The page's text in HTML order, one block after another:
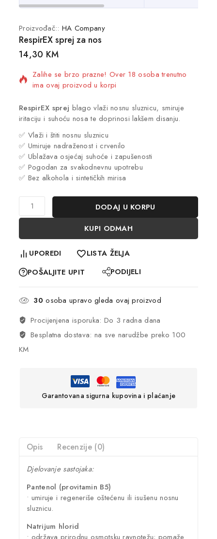
Proizvođač:: HA Company
RespirEX sprej za nos
14,30 KM
14 proizvoda prodano u zadnjih 11 sat
ima ovaj proizvod u korpi
RespirEX sprej blago vlaži nosnu sluznicu, smiruje
iritaciju i suhoću nosa te doprinosi lakšem disanju.
✅ Vlaži i štiti nosnu sluznicu
✅ Umiruje nadraženost i crvenilo
✅ Ublažava osjećaj suhoće i zapušenosti
✅ Pogodan za svakodnevnu upotrebu
✅ Bez alkohola i sintetičkih mirisa
DODAJ U KORPU
KUPI ODMAH
UPOREDI
LISTA ŽELJA
POŠALJITE UPIT
PODIJELI
30 osoba upravo gleda ovaj proizvod
Procijenjena isporuka: Do 3 radna dana
Besplatna dostava: na sve narudžbe preko 100
KM
Garantovana sigurna kupovina i plaćanje
Opis Recenzije (0)
Djelovanje sastojaka:
Pantenol (provitamin B5)
• umiruje i regeneriše oštećenu ili isušenu nosnu
sluznicu.
Natrijum hlorid